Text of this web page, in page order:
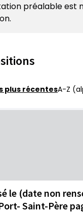
préalable est
plus récentesA-Z
le (date non
Saint-Père